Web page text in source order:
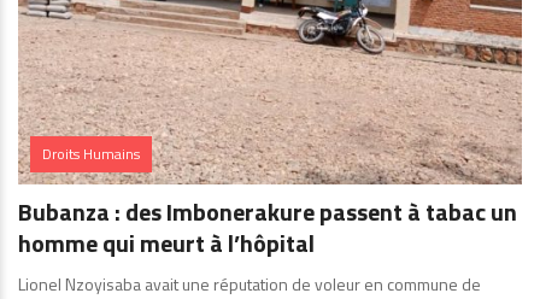
Droits Humains
Bubanza : des Imbonerakure passent à tabac un
homme qui meurt à l’hôpital
Lionel Nzoyisaba avait une réputation de voleur en commune de